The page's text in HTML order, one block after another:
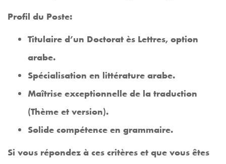
Profil du Poste:
Titulaire d’un Doctorat ès Lettres, option
arabe.
Spécialisation en littérature arabe.
Maîtrise exceptionnelle de la traduction
(Thème et version).
Solide compétence en grammaire.
Si vous répondez à ces critères et que vous êtes